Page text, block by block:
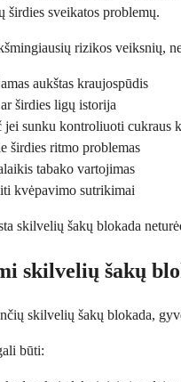
širdies sveikatos problemų.
rizikos veiksnių,
aukštas kraujospūdis
širdies ligų istorija
jei sunku kontroliuoti cukraus
širdies ritmo problemas
tabako vartojimas
kvėpavimo sutrikimai
skilvelių šakų blokada
skilvelių šakų
skilvelių šakų blokada,
būti: